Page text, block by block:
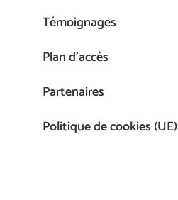
Témoignages
Plan d’accès
Partenaires
Politique de cookies (UE)